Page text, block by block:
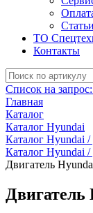
Статьи
ТО
Контакты
Список на запрос:
Главная
Каталог
Каталог Hyundai
Каталог Hyundai
Каталог Hyundai
Двигатель
Двигатель